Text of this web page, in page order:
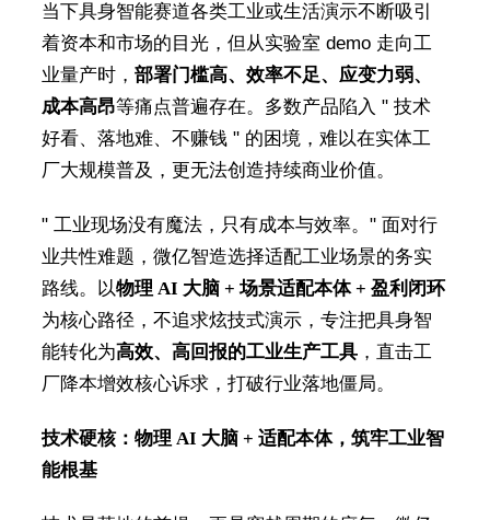
当下具身智能赛道各类工业或生活演示不断吸引
着资本和市场的目光，但从实验室 demo 走向工
业量产时， 部署门槛高、效率不足、应变力弱、
成本高昂等痛点普遍存在。多数产品陷入 " 技术
好看、落地难、不赚钱 " 的困境，难以在实体工
厂大规模普及，更无法创造持续商业价值。
" 工业现场没有魔法，只有成本与效率。" 面对行
业共性难题，微亿智造选择适配工业场景的务实
路线。以物理 AI 大脑 +场景适配本体+ 盈利闭环
为核心路径，不追求炫技式演示，专注把具身智
能转化为高效、高回报的工业生产工具，直击工
厂降本增效核心诉求，打破行业落地僵局。
技术硬核：物理 AI 大脑 + 适配本体，筑牢工业智
能根基